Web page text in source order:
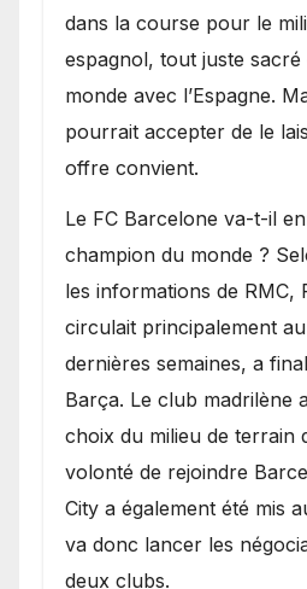
dans la course pour le
espagnol, tout juste
monde avec l’Espagne.
pourrait accepter de le
offre convient.
​Le FC Barcelone va-t-il
champion du monde ?
les informations de RMC,
circulait principalement
dernières semaines, a
Barça. Le club madrilène
choix du milieu de terrain
volonté de rejoindre
City a également été mis
va donc lancer les
deux clubs.